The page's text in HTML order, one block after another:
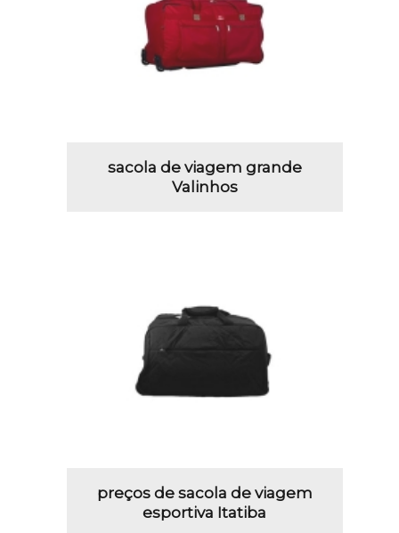
sacola de viagem grande
Valinhos
preços de sacola de viagem
esportiva Itatiba